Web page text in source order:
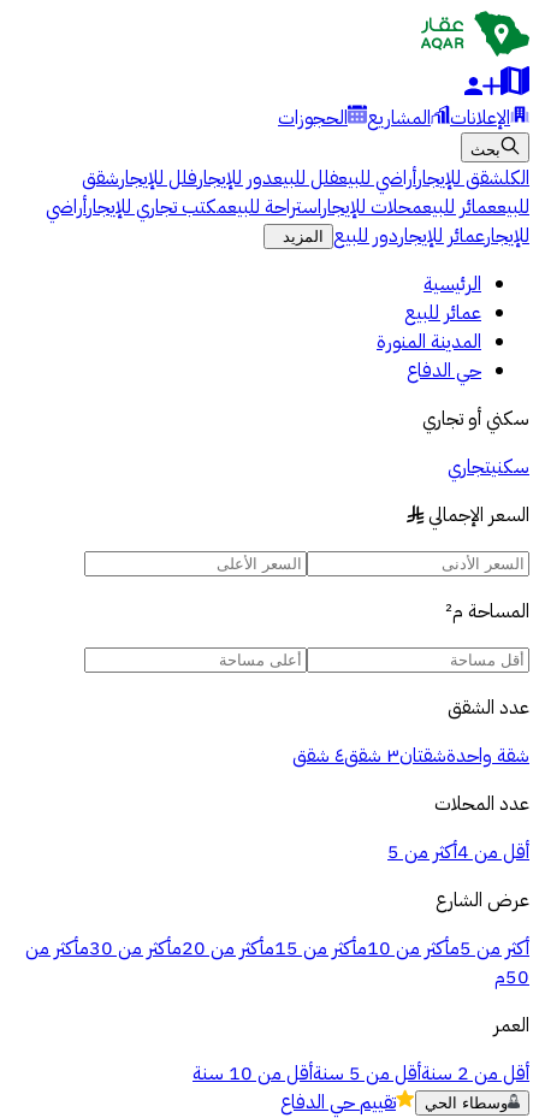
الإعلانات المشاريع الحجوزات
بحث
الكلشقق للإيجارأراضي للبيعفلل للبيعدور للإيجارفلل للإيجارشقق
للبيععمائر للبيعمحلات للإيجاراستراحة للبيعمكتب تجاري للإيجارأراضي
للإيجارعمائر للإيجاردور للبيع المزيد
الرئيسية
عمائر للبيع
المدينة المنورة
حي الدفاع
سكني أو تجاري
سكنيتجاري
السعر الإجمالي §
المساحة م²
عدد الشقق
شقة واحدةشقتان٣ شقق
٤ شقق
عدد المحلات
أقل من 4 أكثر من 5
عرض الشارع
أكثر من 5م
أكثر من 10م أكثر من 15م أكثر من 20م أكثر من 30م
أكثر من
50م
العمر
أقل من 2 سنة
أقل من 5 سنة أقل من 10 سنة
وسطاء الحي تقييمحي الدفاع